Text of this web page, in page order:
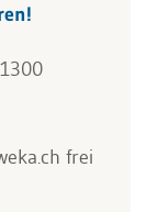
frei